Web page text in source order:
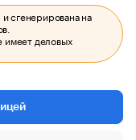
сгенерирована на
имеет деловых